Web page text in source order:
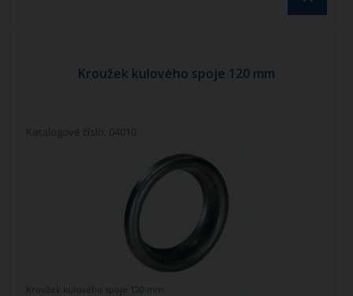
Kroužek kulového spoje 120 mm
Katalogové číslo: 04010
Kroužek kulového spoje 120 mm